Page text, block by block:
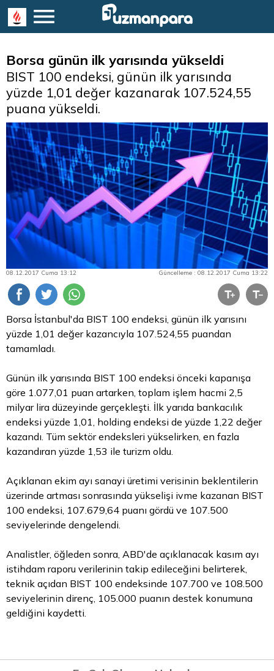
Borsa günün ilk yarısında yükseldi
BIST 100 endeksi, günün ilk yarısında
yüzde 1,01 değer kazanarak 107.524,55
puana yükseldi.
08.12.2017 Cuma 13:12 Güncelleme : 08.12.2017 Cuma 13:22
Borsa İstanbul'da BIST 100 endeksi, günün ilk yarısını
yüzde 1,01 değer kazancıyla 107.524,55 puandan
tamamladı.
Günün ilk yarısında BIST 100 endeksi önceki kapanışa
göre 1.077,01 puan artarken, toplam işlem hacmi 2,5
milyar lira düzeyinde gerçekleşti. İlk yarıda bankacılık
endeksi yüzde 1,01, holding endeksi de yüzde 1,22 değer
kazandı. Tüm sektör endeksleri yükselirken, en fazla
kazandıran yüzde 1,53 ile turizm oldu.
Açıklanan ekim ayı sanayi üretimi verisinin beklentilerin
üzerinde artması sonrasında yükselişi ivme kazanan BIST
100 endeksi, 107.679,64 puanı gördü ve 107.500
seviyelerinde dengelendi.
Analistler, öğleden sonra, ABD'de açıklanacak kasım ayı
istihdam raporu verilerinin takip edileceğini belirterek,
teknik açıdan BIST 100 endeksinde 107.700 ve 108.500
seviyelerinin direnç, 105.000 puanın destek konumuna
geldiğini kaydetti.